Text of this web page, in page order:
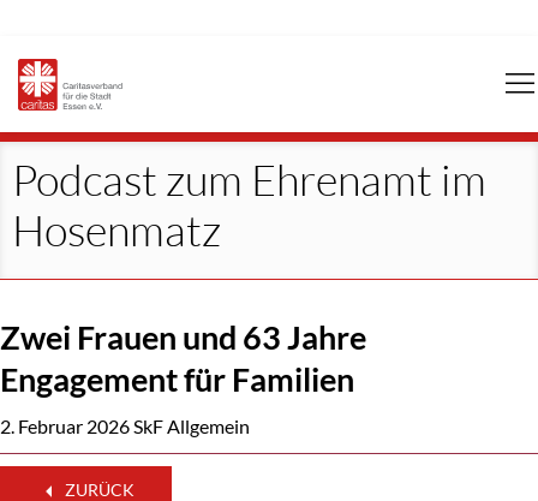
Podcast zum Ehrenamt im
Hosenmatz
Zwei Frauen und 63 Jahre
Engagement für Familien
2. Februar 2026SkF Allgemein
ZURÜCK